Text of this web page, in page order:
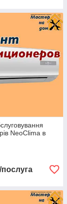
Після
За
до
99% випадків
ремонт
цінами.
NeoClima в